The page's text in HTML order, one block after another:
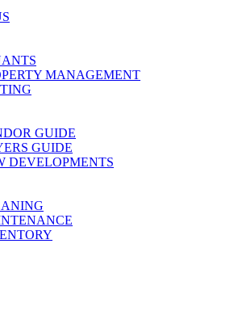
MANAGEMENT
GUIDE
GUIDE
DEVELOPMENTS